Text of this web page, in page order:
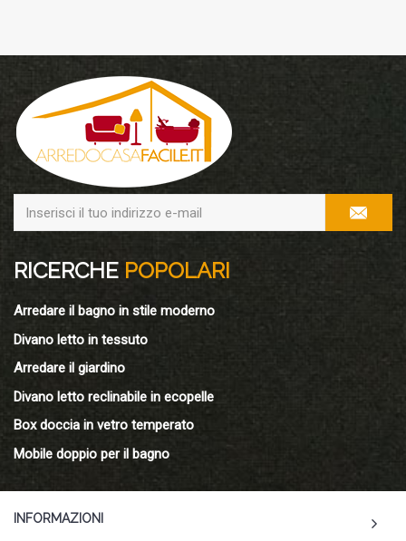
RICERCHE POPOLARI
Arredare il bagno in stile moderno
Divano letto in tessuto
Arredare il giardino
Divano letto reclinabile in ecopelle
Box doccia in vetro temperato
Mobile doppio per il bagno
INFORMAZIONI